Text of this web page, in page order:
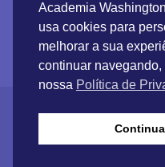
Academia
usa cookies para
melhorar a sua
continuar
nossa Política de